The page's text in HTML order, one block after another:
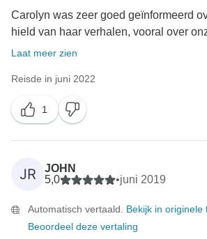
Carolyn was zeer goed geïnformeerd
hield van haar verhalen, vooral over
Laat meer zien
Reisde in juni 2022
1
JR
JOHN
5,0
•juni 2019
Automatisch vertaald. Bekijk in originele
Beoordeel deze vertaling